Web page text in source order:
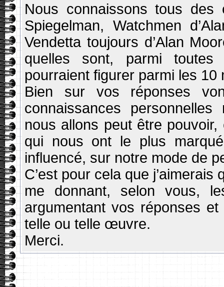
Nous connaissons tous
Spiegelman, Watchmen
Vendetta toujours d’Alan
quelles sont, parmi
pourraient figurer parmi les 10
Bien sur vos réponses
connaissances
nous allons peut être
qui nous ont le plus
influencé, sur notre mode de
C’est pour cela que
me donnant, selon vous,
argumentant vos réponses
telle ou telle œuvre.
Merci.